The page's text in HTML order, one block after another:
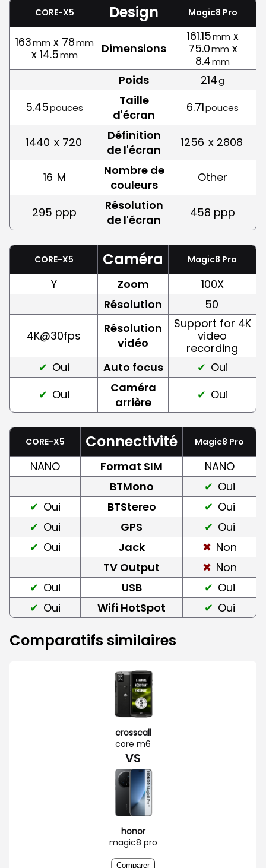
CORE-X5 Design Magic8 Pro
163mm x 78mm
x 14.5mm Dimensions
161.15mm x
75.0mm x
8.4mm
Poids 214g
5.45pouces
Taille
d'écran
6.71pouces
1440 x 720
Définition
de l'écran
1256 x 2808
16 M
Nombre de
couleurs
Other
295 ppp
Résolution
de l'écran
458 ppp
CORE-X5 Caméra Magic8 Pro
Y Zoom
100X
Résolution
50
4K@30fps
Résolution
vidéo
Support for 4K
video
recording
Oui
Auto focus
Oui
Oui
Caméra
arrière
Oui
CORE-X5 Connectivité Magic8 Pro
NANO Format SIM
NANO
BTMono
Oui
Oui
BTStereo
Oui
Oui
GPS
Oui
Oui
Jack
Non
TV Output
Non
Oui
USB
Oui
Oui
Wifi HotSpot Oui
Comparatifs similaires
crosscall
core m6
VS
honor
magic8 pro
Comparer